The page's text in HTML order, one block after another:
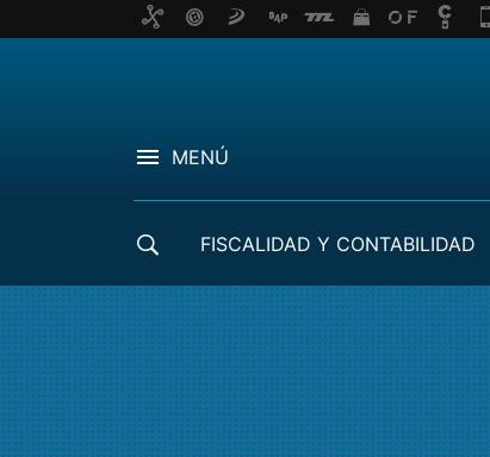
MENÚ
FISCALIDAD Y CONTABILIDAD